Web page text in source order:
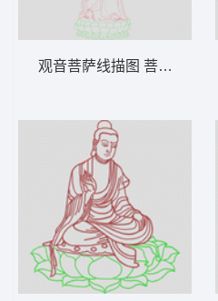
观音菩萨线描图 菩萨-精品-佛